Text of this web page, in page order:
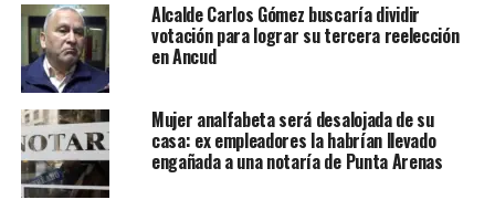
Alcalde Carlos Gómez buscaría dividir
votación para lograr su tercera reelección
en Ancud
Mujer analfabeta será desalojada de su
casa: ex empleadores la habrían llevado
engañada a una notaría de Punta Arenas